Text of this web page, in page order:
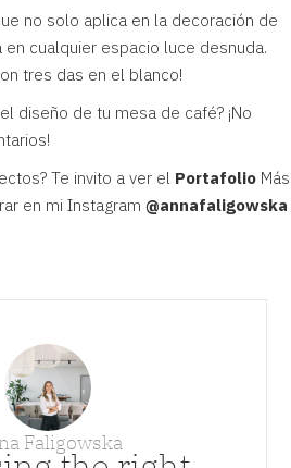
no solo aplica en la decoración de
en cualquier espacio luce desnuda.
tres das en el blanco!
diseño de tu mesa de café? ¡No
Te invito a ver el Portafolio Más
en mi Instagram @annafaligowska
Faligowska